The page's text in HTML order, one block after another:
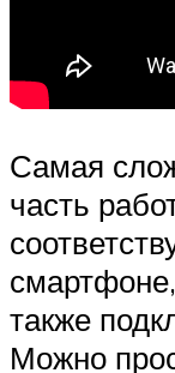
Самая
часть
также
Можно